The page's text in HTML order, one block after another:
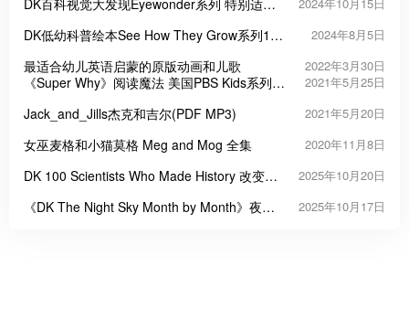
DK百科视觉大发现Eyewonder系列 特别适合
DK低幼科普绘本See How They Grow系列15
2024年8月5日
最适合幼儿英语启蒙的原版动画和儿歌 2022年3月30日
《Super Why》阅读魔法 美国PBS Kids系列英
2021年5月25日
Jack_and_Jills杰克和吉尔(PDF MP3) 2021年5月20日
女巫麦格和小猫莫格 Meg and Mog 全集 2020年11月8日
DK 100 Scientists Who Made History 改变世
2025年10月20日
《DK The Night Sky Month by Month》夜空
2025年10月17日